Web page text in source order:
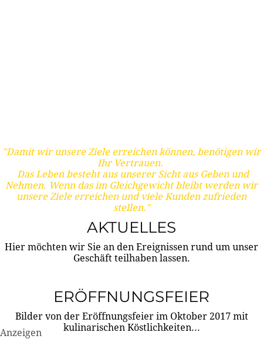
"Damit wir unsere Ziele erreichen können, benötigen wir
Ihr Vertrauen.
Das Leben besteht aus unserer Sicht aus Geben und
Nehmen. Wenn das im Gleichgewicht bleibt werden wir
unsere Ziele erreichen und viele Kunden zufrieden
stellen."
AKTUELLES
Hier möchten wir Sie an den Ereignissen rund um unser
Geschäft teilhaben lassen.
ERÖFFNUNGSFEIER
Bilder von der Eröffnungsfeier im Oktober 2017 mit
kulinarischen Köstlichkeiten...
Anzeigen